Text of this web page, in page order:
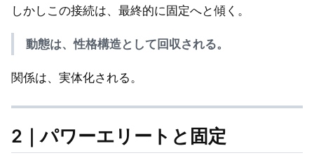
しかしこの接続は、最終的に固定へと傾く。
動態は、性格構造として回収される。
関係は、実体化される。
2｜パワーエリートと固定